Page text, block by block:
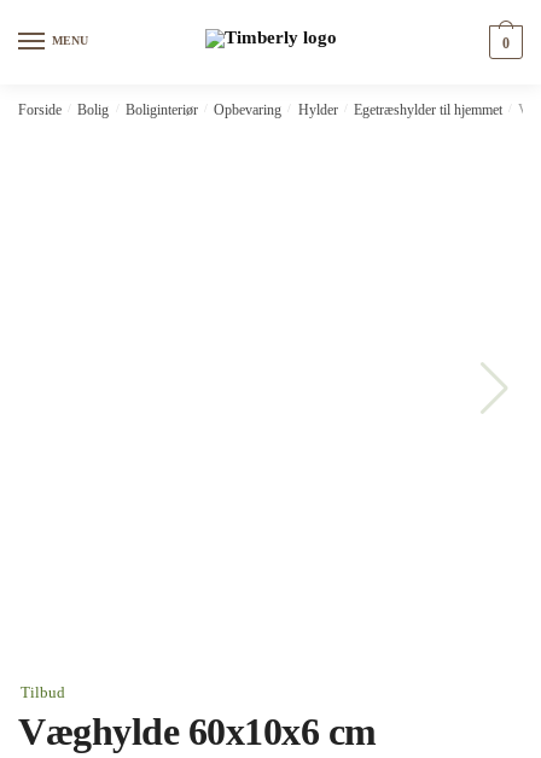
MENU 0
Forside Bolig Boliginteriør Opbevaring Hylder Egetræshylder til hjemmet
Tilbud
Væghylde 60x10x6 cm